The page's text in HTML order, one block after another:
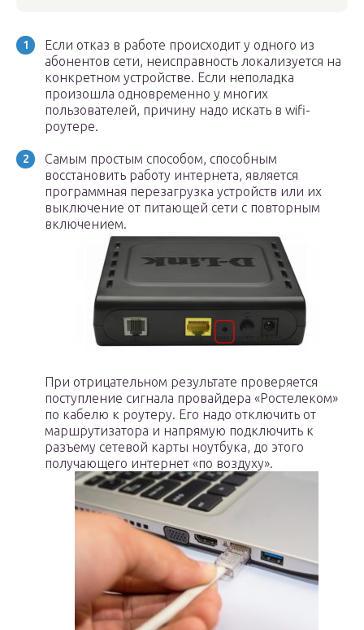
Если отказ в работе происходит у одного из
абонентов сети, неисправность локализуется на
конкретном устройстве. Если неполадка
произошла одновременно у многих
пользователей, причину надо искать в wifi-
роутере.
Самым простым способом, способным
восстановить работу интернета, является
программная перезагрузка устройств или их
выключение от питающей сети с повторным
включением.
При отрицательном результате проверяется
поступление сигнала провайдера «Ростелеком»
по кабелю к роутеру. Его надо отключить от
маршрутизатора и напрямую подключить к
разъему сетевой карты ноутбука, до этого
получающего интернет «по воздуху».